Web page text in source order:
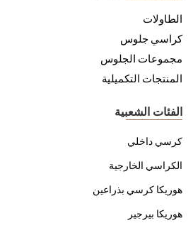
الطاولات
كراسي جلوس
مجموعات الجلوس
المنتجات التكميلية
الفئات الشعبية
كرسي داخلي
الكراسي الخارجية
هوريكا كرسي بذراعين
هوريكا بيرجير